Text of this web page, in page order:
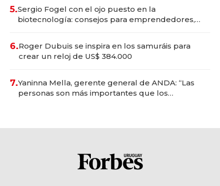
5.Sergio Fogel con el ojo puesto en la
biotecnología: consejos para emprendedores,
6.Roger Dubuis se inspira en los samuráis para
crear un reloj de US$ 384.000
7.Yaninna Mella, gerente general de ANDA: “Las
personas son más importantes que los